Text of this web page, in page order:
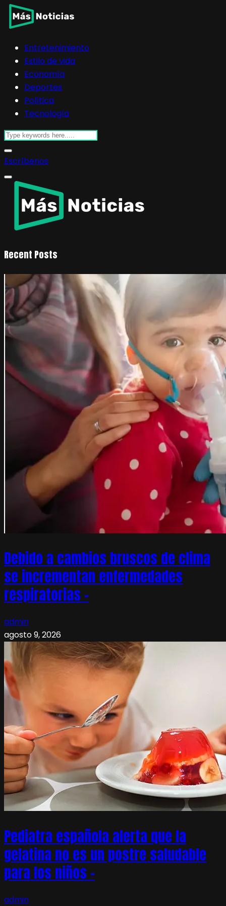
Entretenimiento
Estilo de vida
Economía
Deportes
Política
Tecnología
Escríbenos
Recent Posts
Debido a cambios bruscos de clima
se incrementan enfermedades
respiratorias –
admin
agosto 9, 2026
Pediatra española alerta que la
gelatina no es un postre saludable
para los niños –
admin